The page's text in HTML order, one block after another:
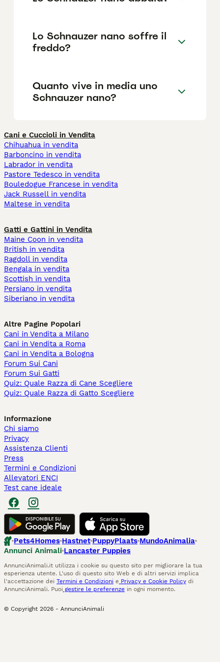
Lo Schnauzer nano soffre il
freddo?
Quanto vive in media uno
Schnauzer nano?
Cani e Cuccioli in Vendita
Chihuahua in vendita
Barboncino in vendita
Labrador in vendita
Pastore Tedesco in vendita
Bouledogue Francese in vendita
Jack Russell in vendita
Maltese in vendita
Gatti e Gattini in Vendita
Maine Coon in vendita
British in vendita
Ragdoll in vendita
Bengala in vendita
Scottish in vendita
Persiano in vendita
Siberiano in vendita
Altre Pagine Popolari
Cani in Vendita a Milano
Cani in Vendita a Roma
Cani in Vendita a Bologna
Forum Sui Cani
Forum Sui Gatti
Quiz: Quale Razza di Cane Scegliere
Quiz: Quale Razza di Gatto Scegliere
Informazione
Chi siamo
Privacy
Assistenza Clienti
Press
Termini e Condizioni
Allevatori ENCI
Test cane ideale
Pets4Homes Hastnet PuppyPlaats MundoAnimalia
Annunci Animali Lancaster Puppies
AnnunciAnimali.it utilizza i cookie su questo sito per migliorare la tua
esperienza utente. L'uso di questo sito Web e di altri servizi implica
l'accettazione dei Termini e Condizioni e Privacy e Cookie Policy di
AnnunciAnimali. Puoi gestire le preferenze in ogni momento.
© Copyright 2026 - AnnunciAnimali